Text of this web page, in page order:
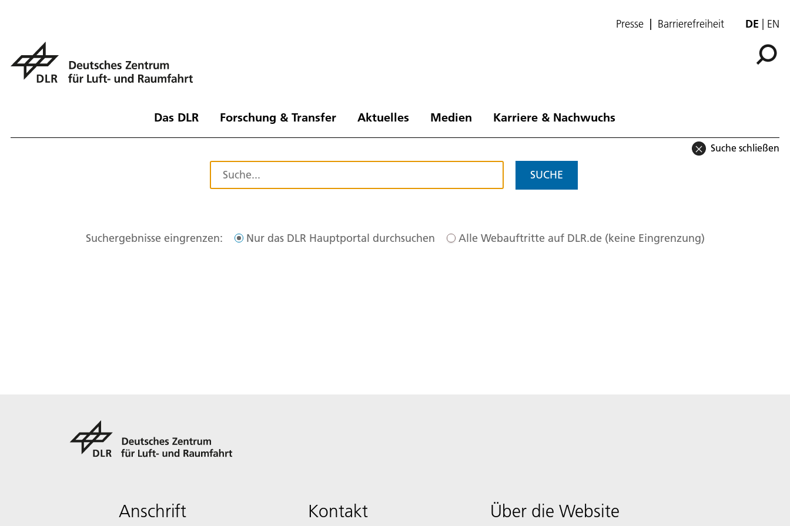
Presse Barrierefreiheit DE EN
Das DLR Forschung & Transfer Aktuelles Medien Karriere & Nachwuchs
Suche schließen
SUCHE
Suchergebnisse eingrenzen: Nur das DLR Hauptportal durchsuchen Alle Webauftritte auf DLR.de (keine Eingrenzung)
Anschrift Kontakt Über die Website